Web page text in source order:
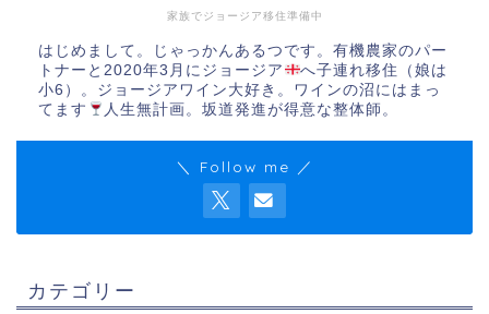
家族でジョージア移住準備中
はじめまして。じゃっかんあるつです。有機農家のパー
トナーと2020年3月にジョージア
へ子連れ移住（娘は
小6）。ジョージアワイン大好き。ワインの沼にはまっ
てます
人生無計画。坂道発進が得意な整体師。
＼ Follow me ／
カテゴリー